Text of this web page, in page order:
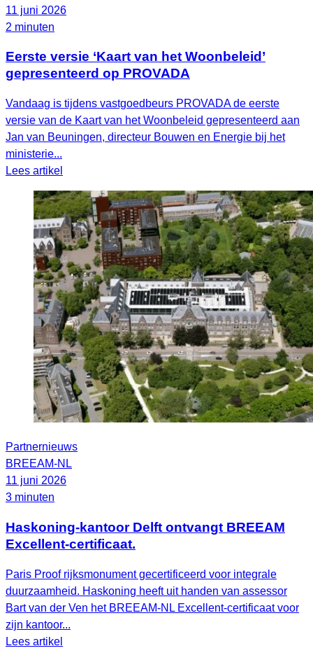
11 juni 2026
2 minuten
Eerste versie ‘Kaart van het Woonbeleid’
gepresenteerd op PROVADA
Vandaag is tijdens vastgoedbeurs PROVADA de eerste
versie van de Kaart van het Woonbeleid gepresenteerd aan
Jan van Beuningen, directeur Bouwen en Energie bij het
ministerie...
Lees artikel
Partnernieuws
BREEAM-NL
11 juni 2026
3 minuten
Haskoning-kantoor Delft ontvangt BREEAM
Excellent-certificaat.
Paris Proof rijksmonument gecertificeerd voor integrale
duurzaamheid. Haskoning heeft uit handen van assessor
Bart van der Ven het BREEAM‑NL Excellent‑certificaat voor
zijn kantoor...
Lees artikel